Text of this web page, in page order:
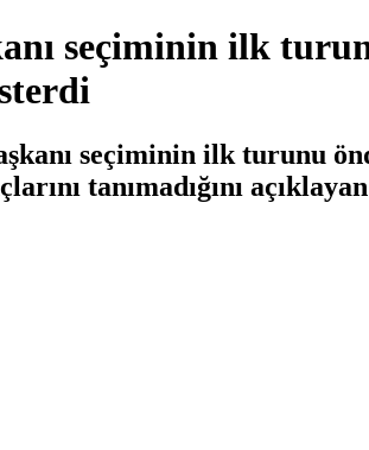
seçiminin ilk
seçiminin ilk turunu
tanımadığını